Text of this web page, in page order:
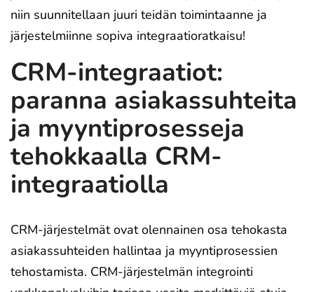
niin suunnitellaan juuri teidän toimintaanne ja
järjestelmiinne sopiva integraatioratkaisu!
CRM-integraatiot:
paranna asiakassuhteita
ja myyntiprosesseja
tehokkaalla CRM-
integraatiolla
CRM-järjestelmät ovat olennainen osa tehokasta
asiakassuhteiden hallintaa ja myyntiprosessien
tehostamista. CRM-järjestelmän integrointi